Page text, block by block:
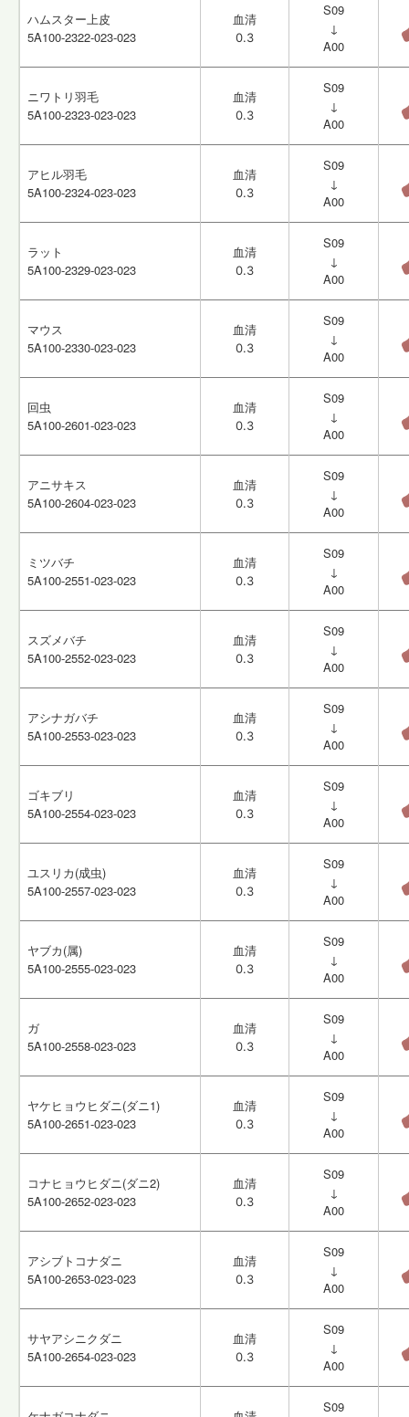
ハムスター上皮
5A100-2322-023-023
血清
0.3
S09
↓
A00
ニワトリ羽毛
5A100-2323-023-023
血清
0.3
S09
↓
A00
アヒル羽毛
5A100-2324-023-023
血清
0.3
S09
↓
A00
ラット
5A100-2329-023-023
血清
0.3
S09
↓
A00
マウス
5A100-2330-023-023
血清
0.3
S09
↓
A00
回虫
5A100-2601-023-023
血清
0.3
S09
↓
A00
アニサキス
5A100-2604-023-023
血清
0.3
S09
↓
A00
ミツバチ
5A100-2551-023-023
血清
0.3
S09
↓
A00
スズメバチ
5A100-2552-023-023
血清
0.3
S09
↓
A00
アシナガバチ
5A100-2553-023-023
血清
0.3
S09
↓
A00
ゴキブリ
5A100-2554-023-023
血清
0.3
S09
↓
A00
ユスリカ(成虫)
5A100-2557-023-023
血清
0.3
S09
↓
A00
ヤブカ(属)
5A100-2555-023-023
血清
0.3
S09
↓
A00
ガ
5A100-2558-023-023
血清
0.3
S09
↓
A00
ヤケヒョウヒダニ(ダニ1)
5A100-2651-023-023
血清
0.3
S09
↓
A00
コナヒョウヒダニ(ダニ2)
5A100-2652-023-023
血清
0.3
S09
↓
A00
アシブトコナダニ
5A100-2653-023-023
血清
0.3
S09
↓
A00
サヤアシニクダニ
5A100-2654-023-023
血清
0.3
S09
↓
A00
S09
ハムスター上皮
5A100-2322-023-023
血清
0.3
S09
↓
A00
ニワトリ羽毛
5A100-2323-023-023
血清
0.3
S09
↓
A00
アヒル羽毛
5A100-2324-023-023
血清
0.3
S09
↓
A00
ラット
5A100-2329-023-023
血清
0.3
S09
↓
A00
マウス
5A100-2330-023-023
血清
0.3
S09
↓
A00
回虫
5A100-2601-023-023
血清
0.3
S09
↓
A00
アニサキス
5A100-2604-023-023
血清
0.3
S09
↓
A00
ミツバチ
5A100-2551-023-023
血清
0.3
S09
↓
A00
スズメバチ
5A100-2552-023-023
血清
0.3
S09
↓
A00
アシナガバチ
5A100-2553-023-023
血清
0.3
S09
↓
A00
ゴキブリ
5A100-2554-023-023
血清
0.3
S09
↓
A00
ユスリカ(成虫)
5A100-2557-023-023
血清
0.3
S09
↓
A00
ヤブカ(属)
5A100-2555-023-023
血清
0.3
S09
↓
A00
ガ
5A100-2558-023-023
血清
0.3
S09
↓
A00
ヤケヒョウヒダニ(ダニ1)
5A100-2651-023-023
血清
0.3
S09
↓
A00
コナヒョウヒダニ(ダニ2)
5A100-2652-023-023
血清
0.3
S09
↓
A00
アシブトコナダニ
5A100-2653-023-023
血清
0.3
S09
↓
A00
サヤアシニクダニ
5A100-2654-023-023
血清
0.3
S09
↓
A00
S09